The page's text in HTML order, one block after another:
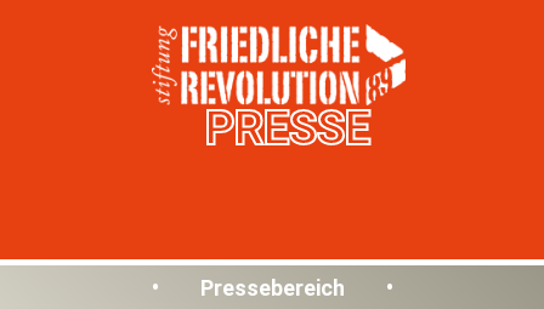
PRESSE
• Pressebereich •